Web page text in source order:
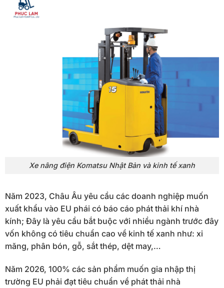
Xe nâng điện Komatsu Nhật Bản và kinh tế xanh
Năm 2023, Châu Âu yêu cầu các doanh nghiệp muốn
xuất khẩu vào EU phái có báo cáo phát thải khí nhà
kính; Đây là yêu cầu bắt buộc với nhiều ngành trước đây
vốn không có tiêu chuẩn cao về kinh tế xanh như: xi
măng, phân bón, gỗ, sắt thép, dệt may,…
Năm 2026, 100% các sản phẩm muốn gia nhập thị
trường EU phải đạt tiêu chuẩn về phát thải nhà